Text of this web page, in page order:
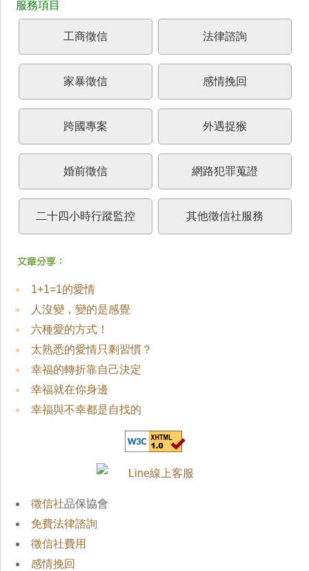
工商徵信 法律諮詢
家暴徵信 感情挽回
跨國專案 外遇捉猴
婚前徵信 網路犯罪蒐證
二十四小時行蹤監控 其他徵信社服務
1+1=1的愛情
人沒變，變的是感覺
六種愛的方式！
太熟悉的愛情只剩習慣？
幸福的轉折靠自己決定
幸福就在你身邊
幸福與不幸都是自找的
徵信社品保協會
免費法律諮詢
徵信社費用
感情挽回